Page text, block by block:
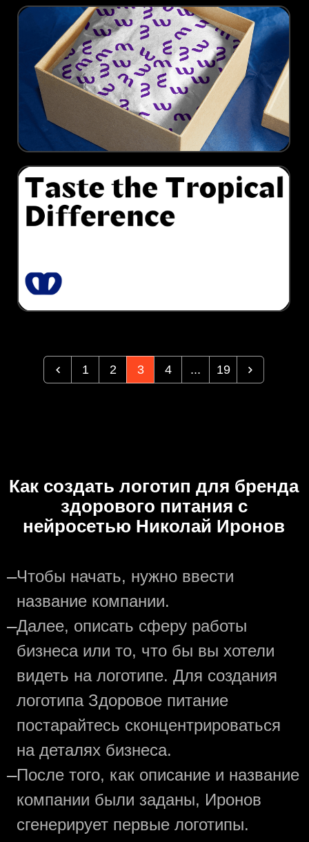
1 2 3 4 ... 19
Как создать логотип для бренда
здорового питания с
нейросетью Николай Иронов
—Чтобы начать, нужно ввести
название компании.
—Далее, описать сферу работы
бизнеса или то, что бы вы хотели
видеть на логотипе. Для создания
логотипа Здоровое питание
постарайтесь сконцентрироваться
на деталях бизнеса.
—После того, как описание и название
компании были заданы, Иронов
сгенерирует первые логотипы.